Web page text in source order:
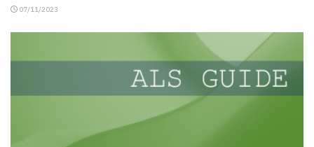
07/11/2023